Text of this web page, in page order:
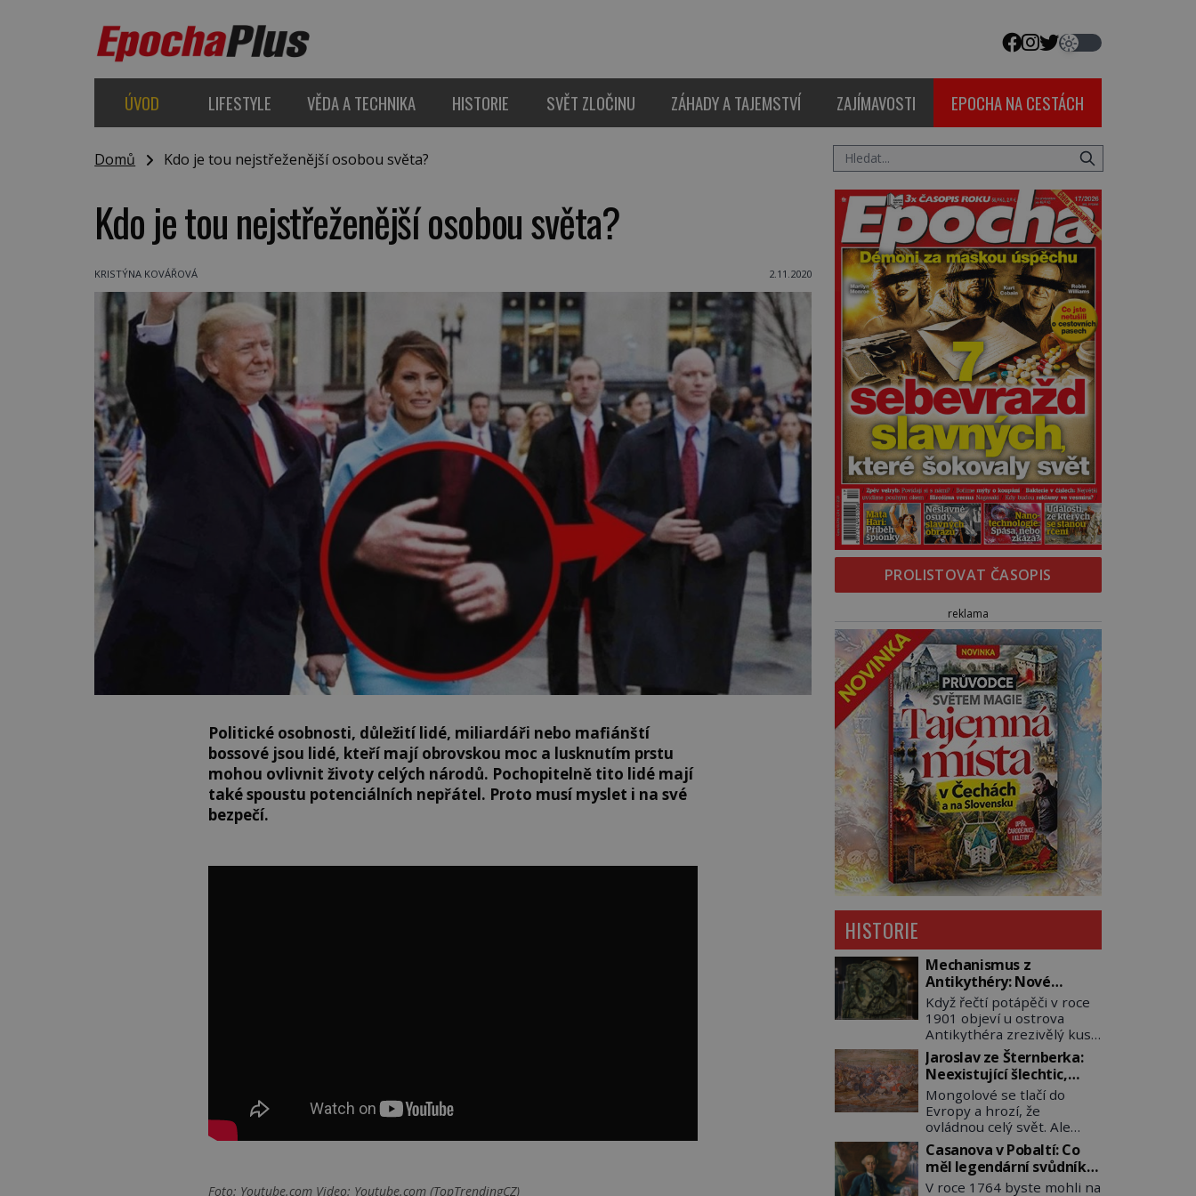
ÚVOD LIFESTYLE VĚDA A TECHNIKA HISTORIE SVĚT ZLOČINU ZÁHADY A TAJEMSTVÍ ZAJÍMAVOSTI EPOCHA NA CESTÁCH
Domů Kdo je tou nejstřeženější osobou světa?
Kdo je tou nejstřeženější osobou světa?
KRISTÝNA KOVÁŘOVÁ 2.11.2020
Politické osobnosti, důležití lidé, miliardáři nebo mafiánští
bossové jsou lidé, kteří mají obrovskou moc a lusknutím prstu
mohou ovlivnit životy celých národů. Pochopitelně tito lidé mají
také spoustu potenciálních nepřátel. Proto musí myslet i na své
bezpečí.
Foto: Youtube.com Video: Youtube.com (TopTrendingCZ)
PROLISTOVAT ČASOPIS
reklama
HISTORIE
Mechanismus z
Antikythéry: Nové
výzkumy odhalují další
překvapení o starověkém
počítači
Když řečtí potápěči v roce
1901 objeví u ostrova
Antikythéra zrezivělý kus
bronzu, nikdo netuší, že
drží v rukou jeden z
nejúžasnějších vynálezů
starověku. Až moderní
rentgenové tomografy
odhalí desítky ozubených
kol ukrytých uvnitř.
Mechanismus z
Antikythéry je dnes
Jaroslav ze Šternberka:
Neexistující šlechtic,
který z Moravy vyžene
Mongoly
Mongolové se tlačí do
Evropy a hrozí, že
ovládnou celý svět. Ale
naštěstí jim v samotném
srdci Evropy stojí v cestě
malé, ale silné království,
které dokáže dobyvatelské
Casanova v Pobaltí: Co
měl legendární svůdník
společného se
V roce 1764 byste mohli na